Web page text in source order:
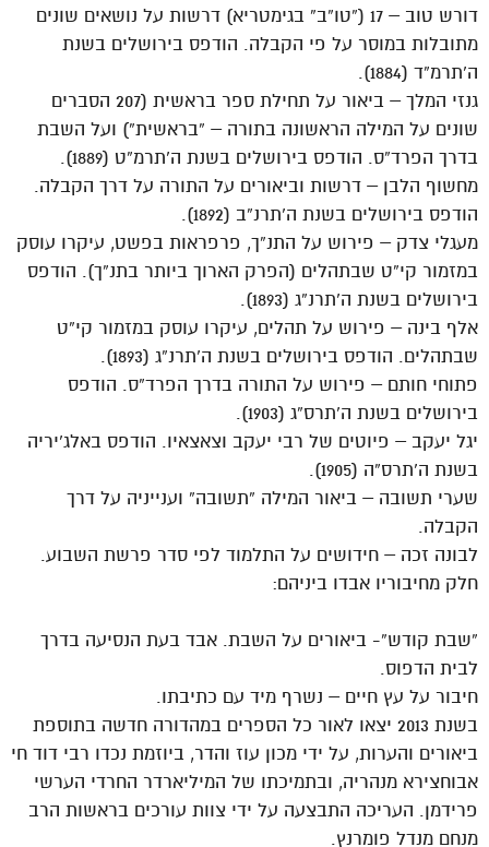
דורש טוב – 17 (“טו”ב” בגימטריא) דרשות על נושאים שונים
מתובלות במוסר על פי הקבלה. הודפס בירושלים בשנת
ה’תרמ”ד (1884).
גנזי המלך – ביאור על תחילת ספר בראשית (207 הסברים
שונים על המילה הראשונה בתורה – “בראשית”) ועל השבת
בדרך הפרד”ס. הודפס בירושלים בשנת ה’תרמ”ט (1889).
מחשוף הלבן – דרשות וביאורים על התורה על דרך הקבלה.
הודפס בירושלים בשנת ה’תרנ”ב (1892).
מעגלי צדק – פירוש על התנ”ך, פרפראות בפשט, עיקרו עוסק
במזמור קי”ט שבתהלים (הפרק הארוך ביותר בתנ”ך). הודפס
בירושלים בשנת ה’תרנ”ג (1893).
אלף בינה – פירוש על תהלים, עיקרו עוסק במזמור קי”ט
שבתהלים. הודפס בירושלים בשנת ה’תרנ”ג (1893).
פתוחי חותם – פירוש על התורה בדרך הפרד”ס. הודפס
בירושלים בשנת ה’תרס”ג (1903).
יגל יעקב – פיוטים של רבי יעקב וצאצאיו. הודפס באלג’יריה
בשנת ה’תרס”ה (1905).
שערי תשובה – ביאור המילה “תשובה” וענייניה על דרך
הקבלה.
לבונה זכה – חידושים על התלמוד לפי סדר פרשת השבוע.
חלק מחיבוריו אבדו ביניהם:
“שבת קודש”- ביאורים על השבת. אבד בעת הנסיעה בדרך
לבית הדפוס.
חיבור על עץ חיים – נשרף מיד עם כתיבתו.
בשנת 2013 יצאו לאור כל הספרים במהדורה חדשה בתוספת
ביאורים והערות, על ידי מכון עוז והדר, ביוזמת נכדו רבי דוד חי
אבוחצירא מנהריה, ובתמיכתו של המיליארדר החרדי הערשי
פרידמן. העריכה התבצעה על ידי צוות עורכים בראשות הרב
מנחם מנדל פומרנץ.